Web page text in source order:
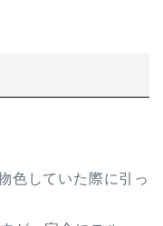
色していた際に引っ